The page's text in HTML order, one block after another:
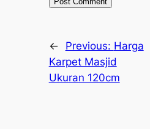
← Previous: Harga
Karpet Masjid
Ukuran 120cm